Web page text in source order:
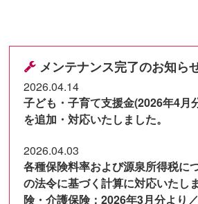
【2026年版】年収の壁まとめ
夏のボーナスは使い道は貯蓄？
プライバシーポリシー
サイト運営会社
メンテナンス完了のお知ら
2026.04.14
子ども・子育て支援金(2026年4月
を追加・対応いたしました。
2026.04.03
各種保険料率および源泉所得税に
の法令に基づく計算に対応いたし
険・介護保険：2026年3月分より